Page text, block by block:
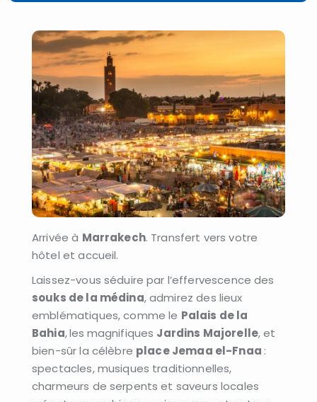
Arrivée à Marrakech. Transfert vers votre
hôtel et accueil.
Laissez-vous séduire par l’effervescence des
souks de la médina, admirez des lieux
emblématiques, comme le Palais de la
Bahia,les magnifiques Jardins Majorelle, et
bien-sûr la célèbre place Jemaa el-Fnaa :
spectacles, musiques traditionnelles,
charmeurs de serpents et saveurs locales